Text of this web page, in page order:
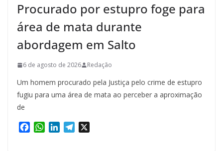
Procurado por estupro foge para
área de mata durante
abordagem em Salto
6 de agosto de 2026 Redação
Um homem procurado pela Justiça pelo crime de estupro
fugiu para uma área de mata ao perceber a aproximação
de
W